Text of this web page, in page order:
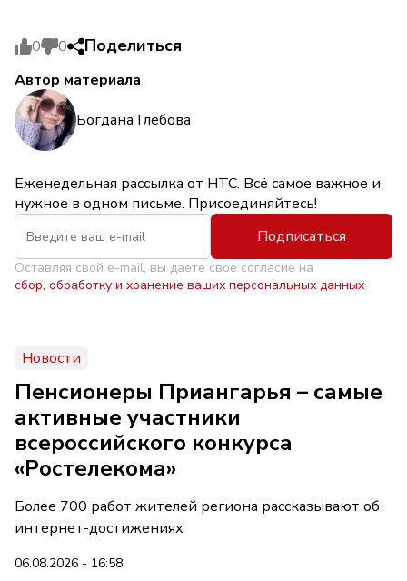
0 0 Поделиться
Автор материала
Богдана Глебова
Еженедельная рассылка от НТС. Всё самое важное и
нужное в одном письме. Присоединяйтесь!
Подписаться
Оставляя свой e-mail, вы даете свое согласие на
сбор, обработку и хранение ваших персональных данных
Новости
Пенсионеры Приангарья – самые
активные участники
всероссийского конкурса
«Ростелекома»
Более 700 работ жителей региона рассказывают об
интернет-достижениях
06.08.2026 - 16:58